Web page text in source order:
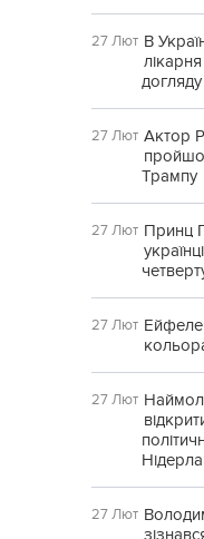
27 Лют В
догляду
27 Лют Актор
Трампу
27 Лют Принц
27 Лют
27 Лют
27 Лют